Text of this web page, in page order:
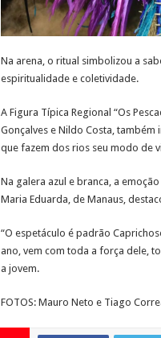
Na arena, o ritual simbolizou a
espiritualidade e coletividade.
A Figura Típica Regional “Os
Gonçalves e Nildo Costa,
que fazem dos rios seu modo de
Na galera azul e branca, a
Maria Eduarda, de Manaus,
“O espetáculo é padrão
ano, vem com toda a força dele,
a jovem.
FOTOS: Mauro Neto e Tiago